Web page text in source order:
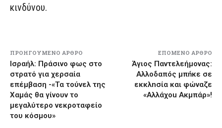
κινδύνου.
ΠΡΟΗΓΟΎΜΕΝΟ ΆΡΘΡΟ
Ισραήλ: Πράσινο φως στο
στρατό για χερσαία
επέμβαση -«Τα τούνελ της
Χαμάς θα γίνουν το
μεγαλύτερο νεκροταφείο
του κόσμου»
ΕΠΌΜΕΝΟ ΆΡΘΡΟ
Άγιος Παντελεήμονας:
Aλλoδαπóς μπńκε σε
εκκλnσία και φώναζε
«Αλλάχou Aκμπάρ»!